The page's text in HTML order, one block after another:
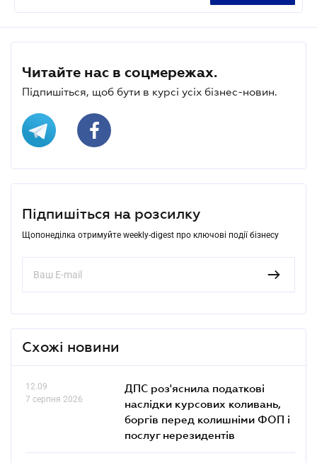
Читайте нас в соцмережах.
Підпишіться, щоб бути в курсі усіх бізнес-новин.
Підпишіться на розсилку
Щопонеділка отримуйте weekly-digest про ключові події бізнесу
Схожі новини
12.09
7 серпня 2026
ДПС роз'яснила податкові
наслідки курсових коливань,
боргів перед колишніми ФОП і
послуг нерезидентів